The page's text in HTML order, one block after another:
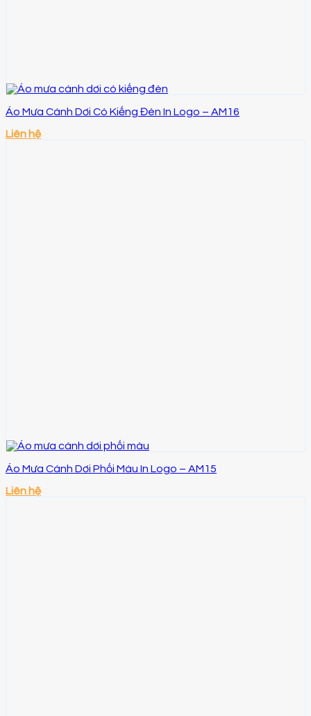
Áo Mưa Cánh Dơi Có Kiếng Đèn In Logo – AM16
Liên hệ
Áo Mưa Cánh Dơi Phối Màu In Logo – AM15
Liên hệ